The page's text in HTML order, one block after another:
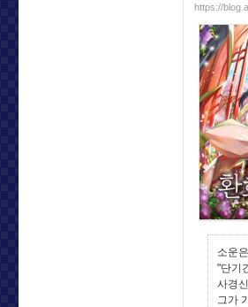
https://
소운
"단기
사경
그가